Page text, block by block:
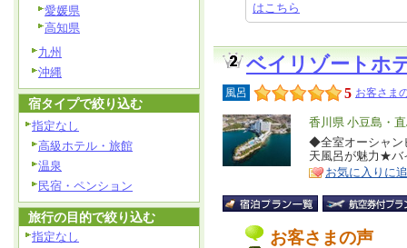
はこちら
ベイリゾートホ
風呂 5 お客さま
エ
リ
ア
香川県 小豆島・
特
徴
◆全室オーシャン
天風呂が魅力★バ
お気に入りに
お客さまの声
愛媛県
高知県
九州
沖縄
宿タイプで絞り込む
指定なし
高級ホテル・旅館
温泉
民宿・ペンション
旅行の目的で絞り込む
指定なし